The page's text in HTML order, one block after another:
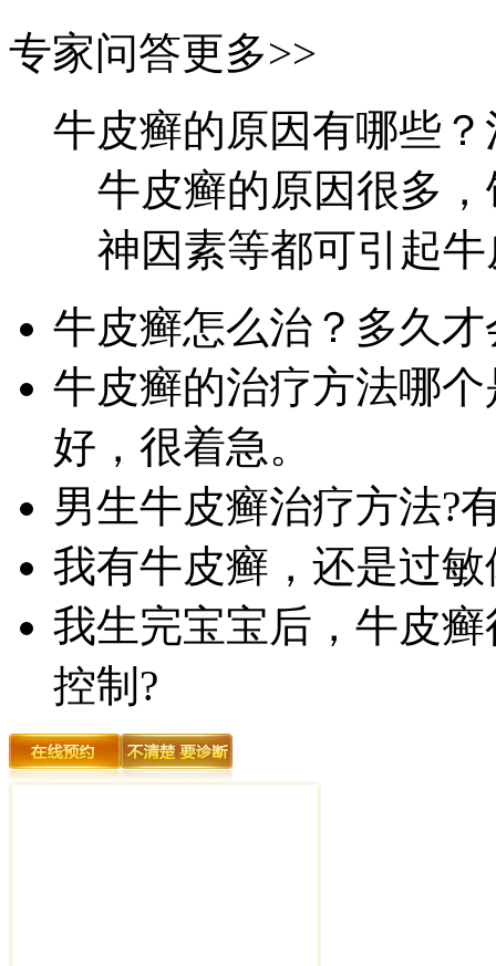
专家问答更多>>
牛皮癣的原因有哪些
牛皮癣的原因很多
神因素等都可引起
牛皮癣怎么治？多久
牛皮癣的治疗方法哪
好，很着急。
男生牛皮癣治疗方法?
我有牛皮癣，还是过
我生完宝宝后，牛皮
控制?